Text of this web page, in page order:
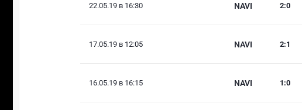
22.05.19 в 16:30 NAVI 2:0
17.05.19 в 12:05 NAVI 2:1
16.05.19 в 16:15 NAVI 1 :0